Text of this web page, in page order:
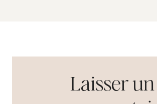
Laisser un